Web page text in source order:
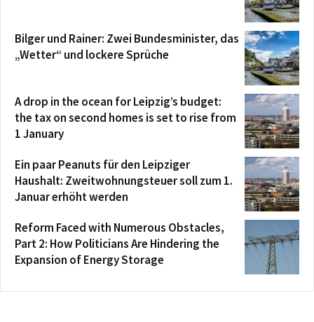
Bilger und Rainer: Zwei Bundesminister, das
„Wetter“ und lockere Sprüche
A drop in the ocean for Leipzig’s budget:
the tax on second homes is set to rise from
1 January
Ein paar Peanuts für den Leipziger
Haushalt: Zweitwohnungsteuer soll zum 1.
Januar erhöht werden
Reform Faced with Numerous Obstacles,
Part 2: How Politicians Are Hindering the
Expansion of Energy Storage